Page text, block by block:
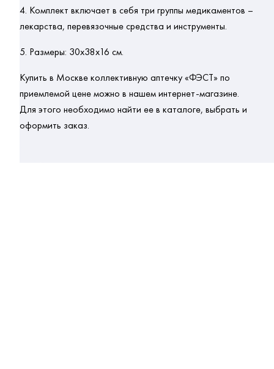
4. Комплект включает в себя три группы медикаментов –
лекарства, перевязочные средства и инструменты.
5. Размеры: 30х38х16 см.
Купить в Москве коллективную аптечку «ФЭСТ» по
приемлемой цене можно в нашем интернет-магазине.
Для этого необходимо найти ее в каталоге, выбрать и
оформить заказ.